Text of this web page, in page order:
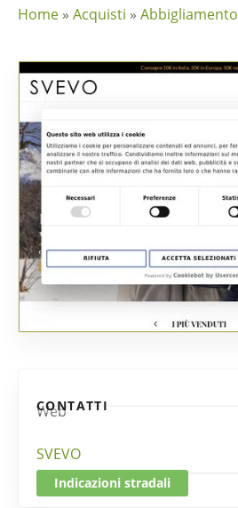
Home » Acquisti » Abbigliamento
CONTATTI
Web
SVEVO
Indicazioni stradali